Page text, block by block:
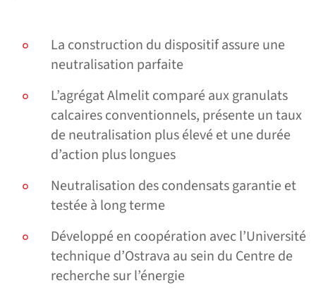
La construction du dispositif assure une
neutralisation parfaite
L’agrégat Almelit comparé aux granulats
calcaires conventionnels, présente un taux
de neutralisation plus élevé et une durée
d’action plus longues
Neutralisation des condensats garantie et
testée à long terme
Développé en coopération avec l’Université
technique d’Ostrava au sein du Centre de
recherche sur l’énergie